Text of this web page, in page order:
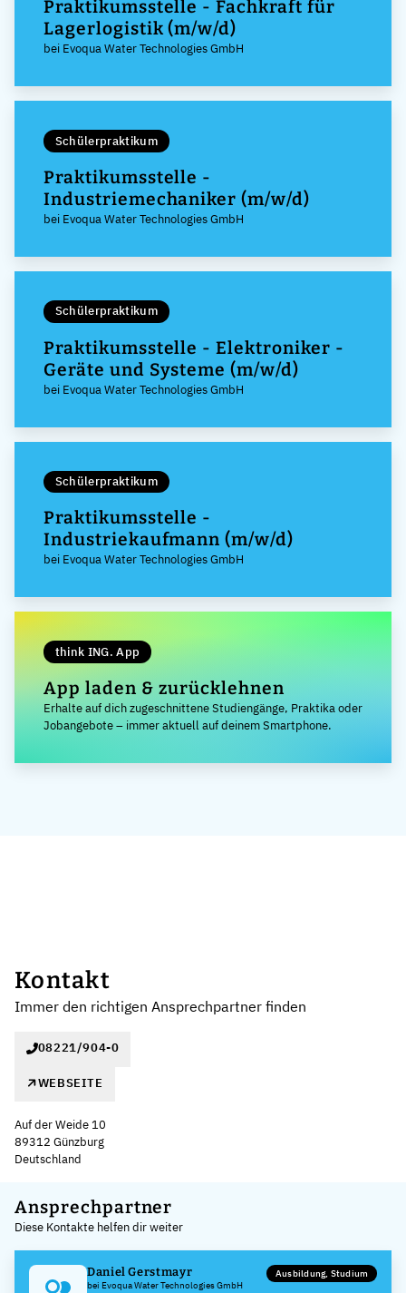
Praktikumsstelle - Fachkraft für
Lagerlogistik (m/w/d)
bei Evoqua Water Technologies GmbH
Schülerpraktikum
Praktikumsstelle -
Industriemechaniker (m/w/d)
bei Evoqua Water Technologies GmbH
Schülerpraktikum
Praktikumsstelle - Elektroniker -
Geräte und Systeme (m/w/d)
bei Evoqua Water Technologies GmbH
Schülerpraktikum
Praktikumsstelle -
Industriekaufmann (m/w/d)
bei Evoqua Water Technologies GmbH
think ING. App
App laden & zurücklehnen
Erhalte auf dich zugeschnittene Studiengänge, Praktika oder
Jobangebote – immer aktuell auf deinem Smartphone.
Kontakt
Immer den richtigen Ansprechpartner finden
08221/904-0
WEBSEITE
Auf der Weide 10
89312 Günzburg
Deutschland
+
−
Ansprechpartner
Diese Kontakte helfen dir weiter
Daniel Gerstmayr
bei Evoqua Water Technologies GmbH
Ausbildung, Studium